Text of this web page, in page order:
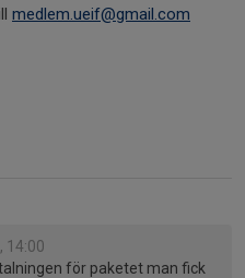
medlem.ueif@gmail.com
14:00
för paketet man fick